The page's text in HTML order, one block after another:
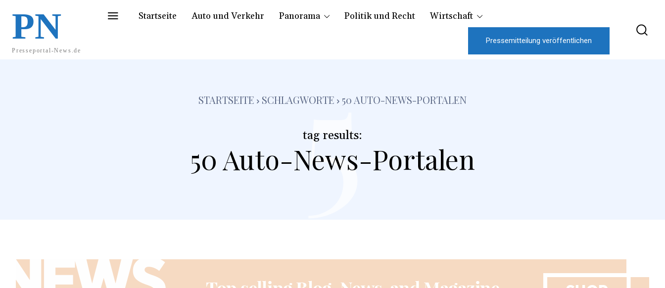
PN
Presseportal-News.de
Startseite Auto und Verkehr Panorama Politik und Recht Wirtschaft
Pressemitteilung veröffentlichen
STARTSEITE SCHLAGWORTE 50 AUTO-NEWS-PORTALEN
tag results:
50 Auto-News-Portalen
5